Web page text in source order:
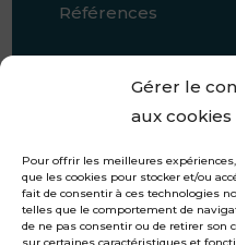
Gérer le
aux cookies
Pour offrir les meilleures
que les cookies pour stocker et/ou
fait de consentir à ces technologies
telles que le comportement de
de ne pas consentir ou de retirer
Références